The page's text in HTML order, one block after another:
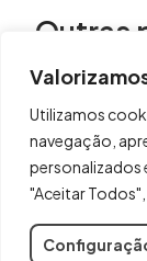
Utilizamos
navegação,
personalizados
"Aceitar
Outras
Existem